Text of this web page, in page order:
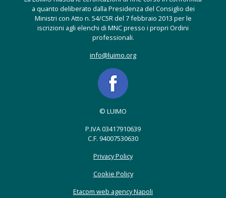
a quanto deliberato dalla Presidenza del Consiglio dei
Ministri con Atto n. 54/C5R del 7 febbraio 2013 per le
iscrizioni agli elenchi di MNC presso i propri Ordini
professionali.
info@luimo.org
© LUIMO
P.IVA 03417910639
C.F. 94007530630
Privacy Policy
Cookie Policy
Etacom web agency Napoli